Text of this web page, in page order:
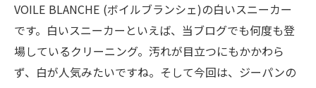
VOILE BLANCHE (ボイルブランシェ)の白いスニーカー
です。白いスニーカーといえば、当ブログでも何度も登
場しているクリーニング。汚れが目立つにもかかわら
ず、白が人気みたいですね。そして今回は、ジーパンの